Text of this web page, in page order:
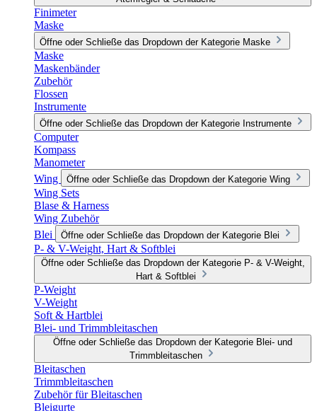
Finimeter
Maske
Öffne oder Schließe das Dropdown der Kategorie Maske
Maske
Maskenbänder
Zubehör
Flossen
Instrumente
Öffne oder Schließe das Dropdown der Kategorie Instrumente
Computer
Kompass
Manometer
Wing
Öffne oder Schließe das Dropdown der Kategorie Wing
Wing Sets
Blase & Harness
Wing Zubehör
Blei
Öffne oder Schließe das Dropdown der Kategorie Blei
P- & V-Weight, Hart & Softblei
Öffne oder Schließe das Dropdown der Kategorie P- & V-Weight,
Hart & Softblei
P-Weight
V-Weight
Soft & Hartblei
Blei- und Trimmbleitaschen
Öffne oder Schließe das Dropdown der Kategorie Blei- und
Trimmbleitaschen
Bleitaschen
Trimmbleitaschen
Zubehör für Bleitaschen
Bleigurte